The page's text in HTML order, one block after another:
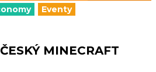
Eventy
MINECRAFT